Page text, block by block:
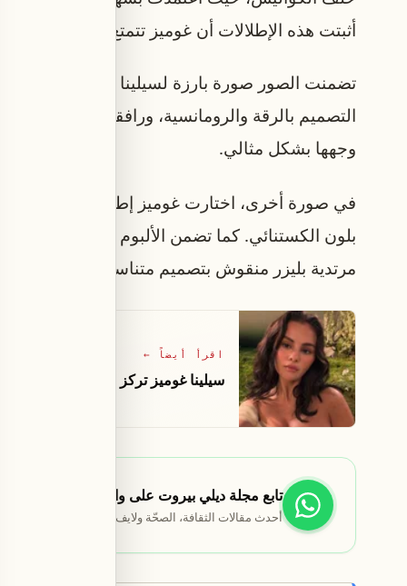
أثبتت هذه الإطلالات أن غوميز تتمتع بقدرة فريدة
تضمنت الصور صورة بارزة لسيلينا وهي ترتدي
التصميم بالرقة والرومانسية، ورافقته مكياجًا
وجهها بشكل مثالي.
في صورة أخرى، اختارت غوميز إطلالة داكنة حيث
بلون الكستنائي. كما تضمن الألبوم صورة مرحة
مرتدية بليزر منقوش بتصميم متناسق مع تنورة.
اقرأ أيضاً ←
سيلينا غوميز تركز على زواجها مع بيني
تابع مجلة ديلي بيروت على واتساب
أحدث مقالات الثقافة، الصحّة ولايف ستايل تصلك أوّلاً.